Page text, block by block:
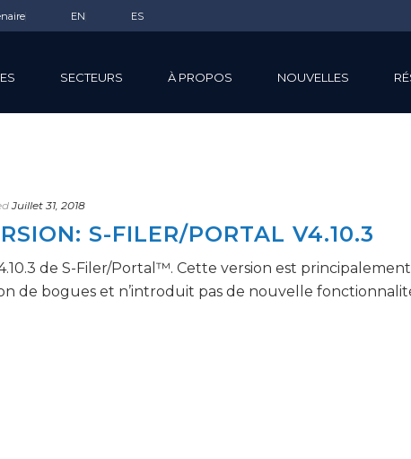
EN ES
SECTEURS À PROPOS NOUVELLES
Juillet 31, 2018
S-FILER/PORTAL V4.10.3
de S-Filer/Portal™. Cette version est principalement
de bogues et n’introduit pas de nouvelle